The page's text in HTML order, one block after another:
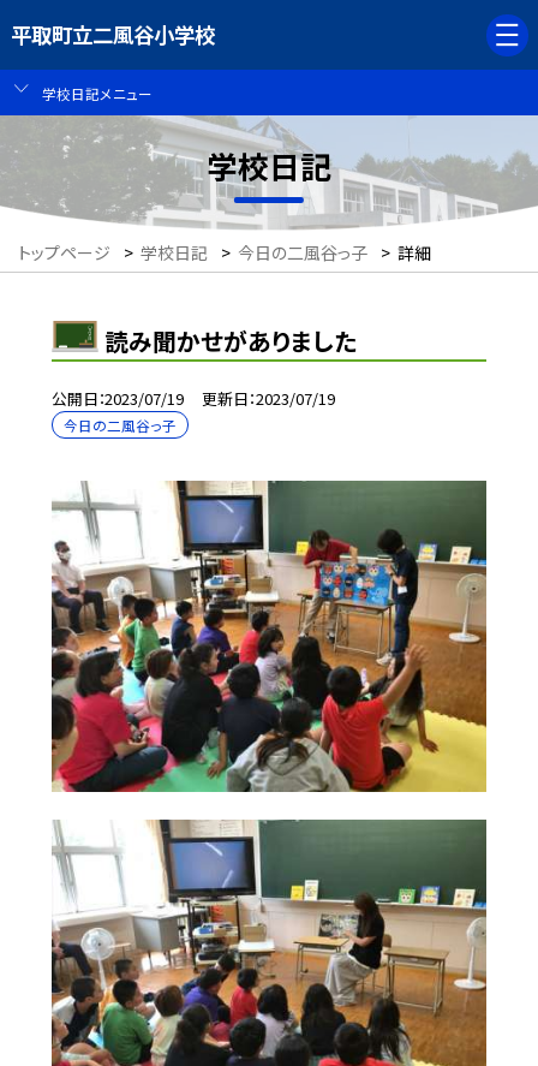
平取町立二風谷小学校
学校日記メニュー
学校日記
トップページ > 学校日記 > 今日の二風谷っ子 > 詳細
読み聞かせがありました
公開日 2023/07/19 更新日 2023/07/19
今日の二風谷っ子